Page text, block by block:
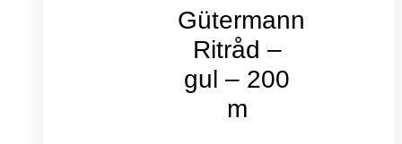
Gütermann
Ritråd –
gul – 200
m